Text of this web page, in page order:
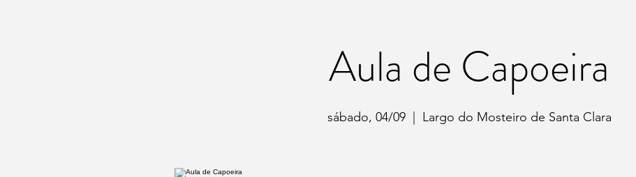
Aula de Capoeira
sábado, 04/09
  |
Largo do Mosteiro de Santa Clara